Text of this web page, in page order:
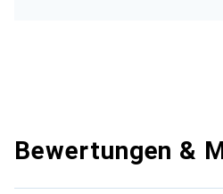
Bewertungen &